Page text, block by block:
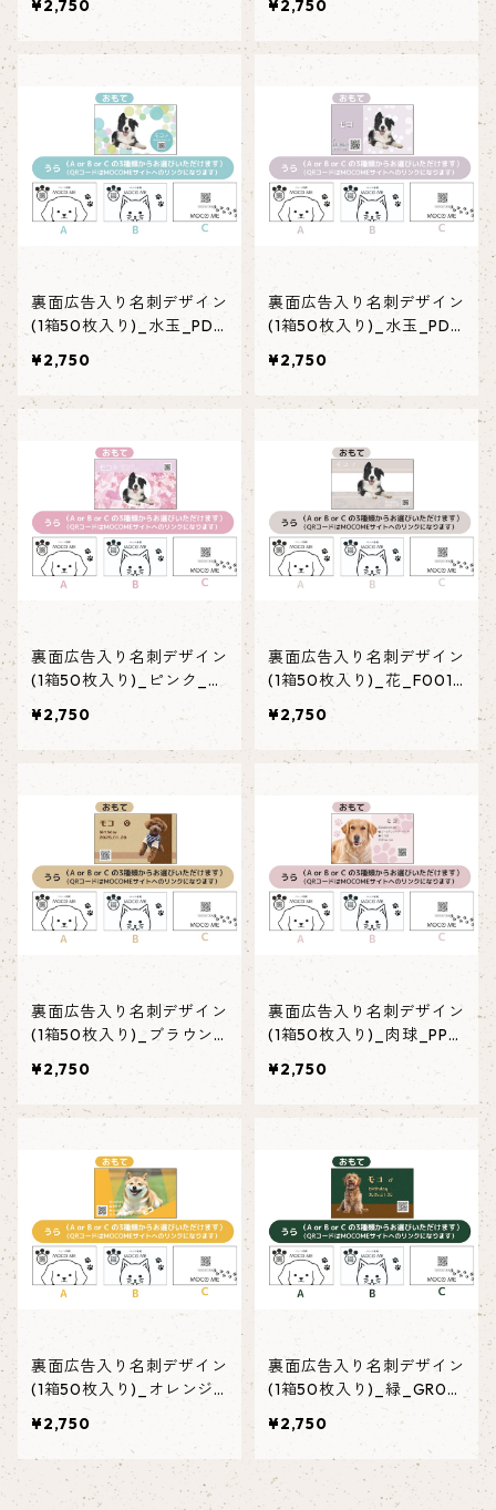
¥2,750 ¥2,750
裏面広告入り名刺デザイン
(1箱50枚入り)_水玉_PD0
¥2,750
裏面広告入り名刺デザイン
(1箱50枚入り)_水玉_PD0
02ad
¥2,750
裏面広告入り名刺デザイン
(1箱50枚入り)_ピンク_P
001ad
¥2,750
裏面広告入り名刺デザイン
(1箱50枚入り)_花_F001a
¥2,750
裏面広告入り名刺デザイン
(1箱50枚入り)_ブラウン_
¥2,750
裏面広告入り名刺デザイン
(1箱50枚入り)_肉球_PP0
01ad
¥2,750
裏面広告入り名刺デザイン
(1箱50枚入り)_オレンジ
横_R002ad
¥2,750
裏面広告入り名刺デザイン
(1箱50枚入り)_緑_GR00
¥2,750